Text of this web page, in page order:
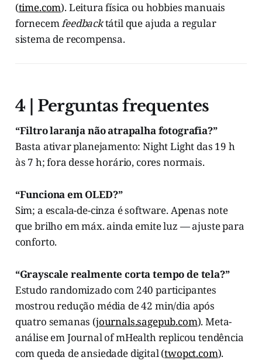
(time.com). Leitura física ou hobbies manuais
fornecemfeedbacktátil que ajuda a regular
sistema de recompensa.
4 | Perguntas frequentes
“Filtro laranja não atrapalha fotografia?”
Basta ativar planejamento: Night Light das 19 h
às 7 h; fora desse horário, cores normais.
“Funciona em OLED?”
Sim; a escala-de-cinza é software. Apenas note
que brilho em máx. ainda emite luz — ajuste para
conforto.
“Grayscale realmente corta tempo de tela?”
Estudo randomizado com 240 participantes
mostrou redução média de 42 min/dia após
quatro semanas (journals.sagepub.com). Meta-
análise em Journal of mHealth replicou tendência
com queda de ansiedade digital (twopct.com).